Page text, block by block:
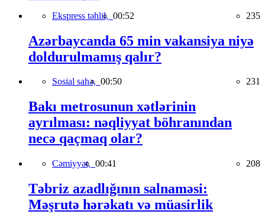
Ekspress təhlil, 00:52 235
Azərbaycanda 65 min vakansiya niyə
doldurulmamış qalır?
Sosial sahə, 00:50 231
Bakı metrosunun xətlərinin
ayrılması: nəqliyyat böhranından
necə qaçmaq olar?
Cəmiyyət, 00:41 208
Təbriz azadlığının salnaməsi:
Məşrutə hərəkatı və müasirlik